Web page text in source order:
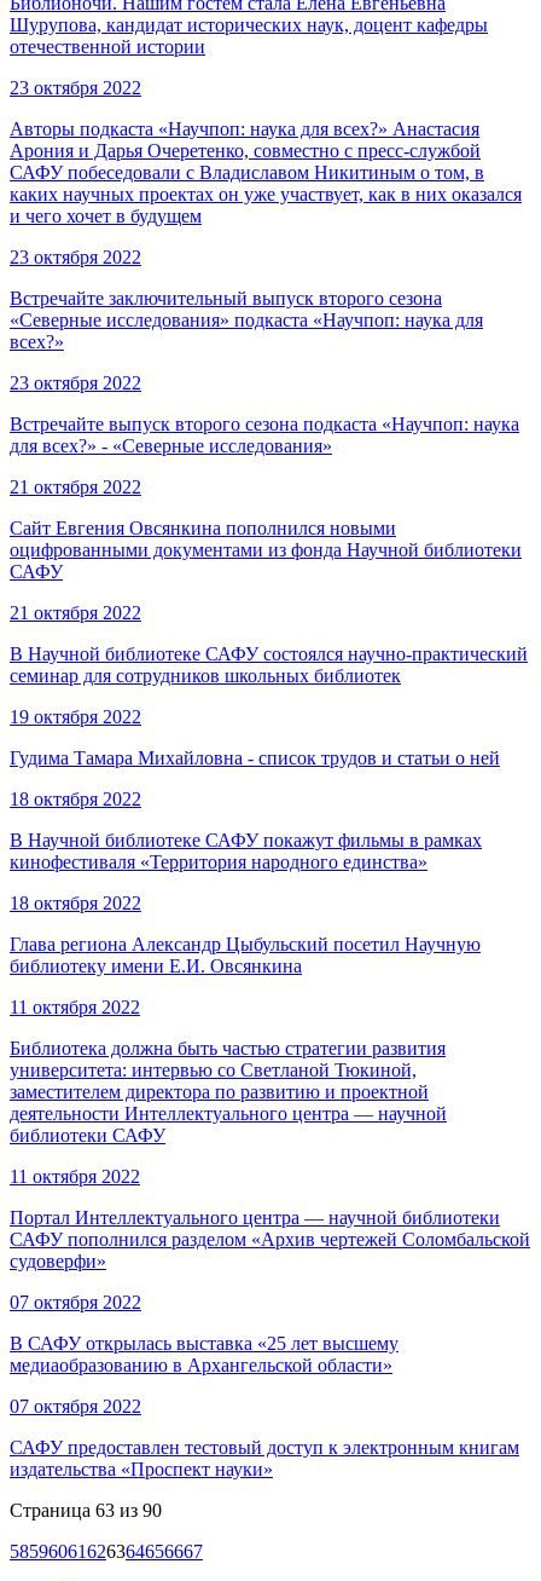
Шурупова, кандидат исторических наук, доцент кафедры
отечественной истории
23 октября 2022
Авторы подкаста «Научпоп: наука для всех?» Анастасия
Арония и Дарья Очеретенко, совместно с пресс-службой
САФУ побеседовали с Владиславом Никитиным о том, в
каких научных проектах он уже участвует, как в них оказался
и чего хочет в будущем
23 октября 2022
Встречайте заключительный выпуск второго сезона
«Северные исследования» подкаста «Научпоп: наука для
всех?»
23 октября 2022
Встречайте выпуск второго сезона подкаста «Научпоп: наука
для всех?» - «Северные исследования»
21 октября 2022
Сайт Евгения Овсянкина пополнился новыми
оцифрованными документами из фонда Научной библиотеки
САФУ
21 октября 2022
В Научной библиотеке САФУ состоялся научно-практический
семинар для сотрудников школьных библиотек
19 октября 2022
Гудима Тамара Михайловна - список трудов и статьи о ней
18 октября 2022
В Научной библиотеке САФУ покажут фильмы в рамках
кинофестиваля «Территория народного единства»
18 октября 2022
Глава региона Александр Цыбульский посетил Научную
библиотеку имени Е.И. Овсянкина
11 октября 2022
Библиотека должна быть частью стратегии развития
университета: интервью со Светланой Тюкиной,
заместителем директора по развитию и проектной
деятельности Интеллектуального центра — научной
библиотеки САФУ
11 октября 2022
Портал Интеллектуального центра — научной библиотеки
САФУ пополнился разделом «Архив чертежей Соломбальской
судоверфи»
07 октября 2022
В САФУ открылась выставка «25 лет высшему
медиаобразованию в Архангельской области»
07 октября 2022
САФУ предоставлен тестовый доступ к электронным книгам
издательства «Проспект науки»
Страница 63 из 90
58596061626364656667